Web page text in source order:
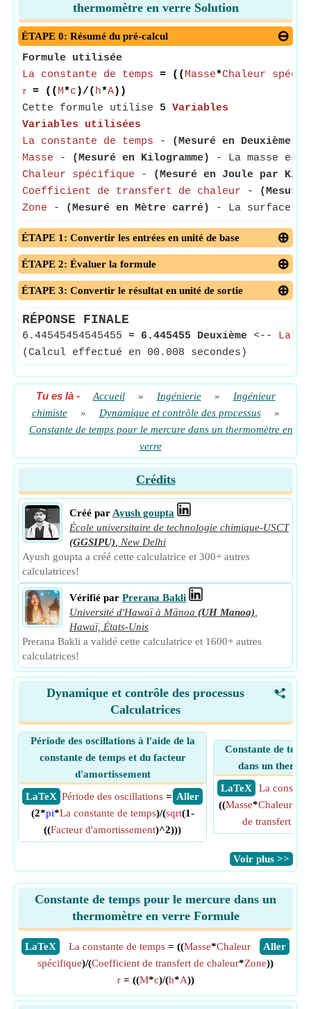
thermomètre en verre Solution
ÉTAPE 0: Résumé du pré-calcul
Formule utilisée
La constante de temps = (( Masse*Chaleur
𝜏= (( M*c )/( h*A))
Cette formule utilise 5 Variables
Variables utilisées
La constante de temps - (Mesuré en Deuxième)
Masse - (Mesuré en Kilogramme)
- La masse est
Chaleur spécifique -
(Mesuré en Joule par
Coefficient de transfert de chaleur -
Zone - (Mesuré en Mètre carré) - La surface
ÉTAPE 1: Convertir les entrées en unité de base
ÉTAPE 2: Évaluer la formule
ÉTAPE 3: Convertir le résultat en unité de sortie
RÉPONSE FINALE
6.44545454545455 ≈ 6.445455 Deuxième <-- La
(Calcul effectué en 00.008 secondes)
Tu es là- Accueil » Ingénierie »
Ingénieur
chimiste
» Dynamique et contrôle des processus
»
Constante de temps pour le mercure dans un thermomètre en
verre
Crédits
Créé par Ayush goupta
École universitaire de technologie chimique-USCT
(GGSIPU)
New Delhi
Ayush goupta a créé cette calculatrice et 300+ autres
calculatrices!
Vérifié par Prerana Bakli
Université d'Hawaï à Mānoa (UH Manoa)
Hawaï, États-Unis
Prerana Bakli a validé cette calculatrice et 1600+ autres
calculatrices!
<
Dynamique et contrôle des processus
Calculatrices
Période des oscillations à l'aide de la
constante de temps et du facteur
d'amortissement
​ LaTeX
​ Aller
Période des oscillations=
(2*pi*La constante de temps)/(sqrt(1-
((Facteur d'amortissement)^2)))
Constante de
dans un
​ LaTeX
La
((Masse*Chaleur
de transfert de
​Voir plus >>
Constante de temps pour le mercure dans un
thermomètre en verre Formule
​LaTeX ​Aller
La constante de temps = ((Masse*Chaleur
spécifique)/(Coefficient de transfert de chaleur*Zone))
𝜏= ((M*c)/(h*A))